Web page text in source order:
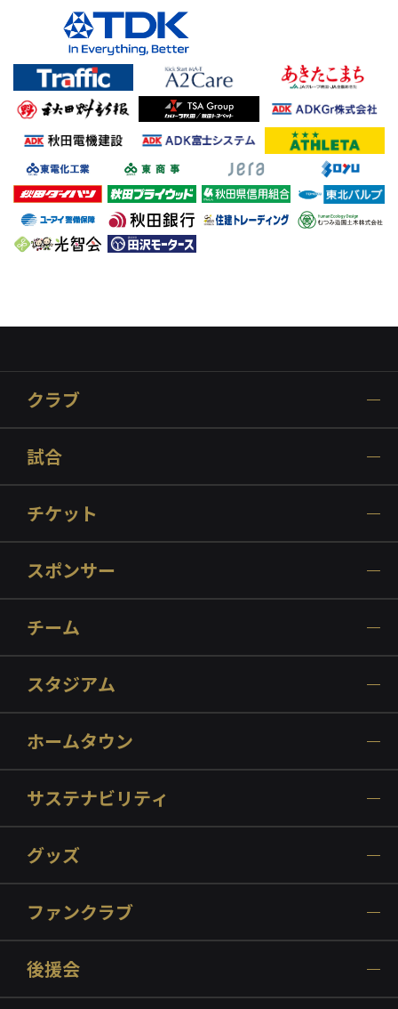
クラブ
試合
チケット
スポンサー
チーム
スタジアム
ホームタウン
サステナビリティ
グッズ
ファンクラブ
後援会